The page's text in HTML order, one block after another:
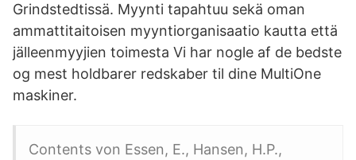
Grindstedtissä. Myynti tapahtuu sekä oman
ammattitaitoisen myyntiorganisaatio kautta että
jälleenmyyjien toimesta Vi har nogle af de bedste
og mest holdbarer redskaber til dine MultiOne
maskiner.
Contents von Essen, E., Hansen, H.P.,